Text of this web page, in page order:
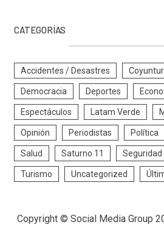
CATEGORÍAS
Accidentes / Desastres
Democracia Deportes
Espectáculos Latam Verde
Opinión Periodistas Política
Salud Saturno 11 Seguridad
Turismo Uncategorized
Copyright © Social Media Group